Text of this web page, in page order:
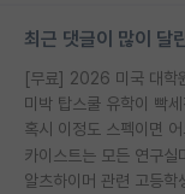
최근 댓글이 많이 달
미박 탑스쿨 유학이 빡
혹시 이정도 스펙이면
카이스트는 모든 연구
알츠하이머 관련 고등학